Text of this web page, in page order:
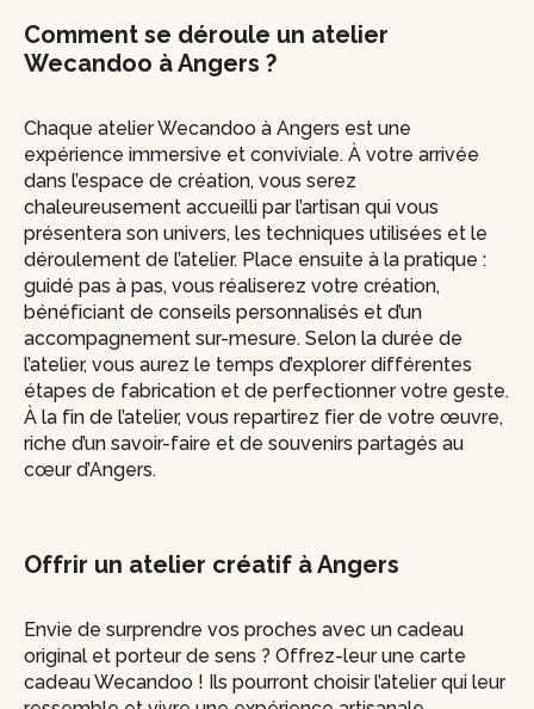
Comment se déroule un atelier
Wecandoo à Angers ?
Chaque atelier Wecandoo à Angers est une
expérience immersive et conviviale. À votre arrivée
dans l’espace de création, vous serez
chaleureusement accueilli par l’artisan qui vous
présentera son univers, les techniques utilisées et le
déroulement de l’atelier. Place ensuite à la pratique :
guidé pas à pas, vous réaliserez votre création,
bénéficiant de conseils personnalisés et d’un
accompagnement sur-mesure. Selon la durée de
l’atelier, vous aurez le temps d’explorer différentes
étapes de fabrication et de perfectionner votre geste.
À la fin de l’atelier, vous repartirez fier de votre œuvre,
riche d’un savoir-faire et de souvenirs partagés au
cœur d’Angers.
Offrir un atelier créatif à Angers
Envie de surprendre vos proches avec un cadeau
original et porteur de sens ? Offrez-leur une carte
cadeau Wecandoo ! Ils pourront choisir l’atelier qui leur